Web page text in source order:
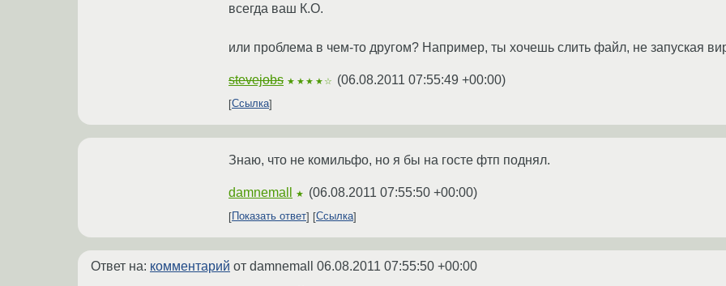
всегда ваш К.О.
или проблема в чем-то другом? Например, ты хочешь слить файл, не запуская
stevejobs ★★★★☆ (06.08.2011 07:55:49 +00:00)
Ссылка
Знаю, что не комильфо, но я бы на госте фтп поднял.
damnemall ★ (06.08.2011 07:55:50 +00:00)
Показать ответ Ссылка
Ответ на: комментарий от damnemall 06.08.2011 07:55:50 +00:00